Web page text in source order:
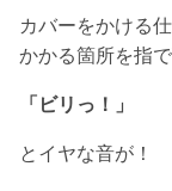
カバーをかける
かかる箇所を指
「ビリっ！」
とイヤな音が！